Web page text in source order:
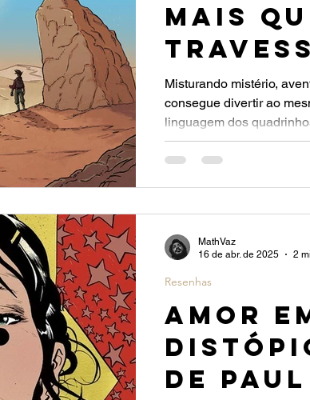
MAIS
Misturando mistério,
consegue divertir ao
linguagem dos
desta história já permeia
brasileira.
AMOR
de Paul
Resenhas
MathVaz
16 de abr. de 2025
2